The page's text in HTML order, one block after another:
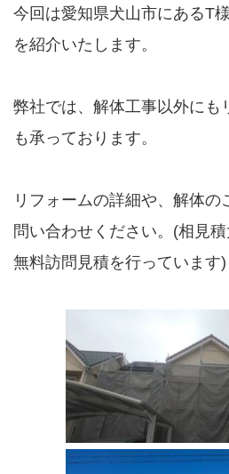
今回は愛知県犬山市にあるT
を紹介いたします。
弊社では、解体工事以外にも
も承っております。
リフォームの詳細や、解体の
問い合わせください。(相見積
無料訪問見積を行っています)